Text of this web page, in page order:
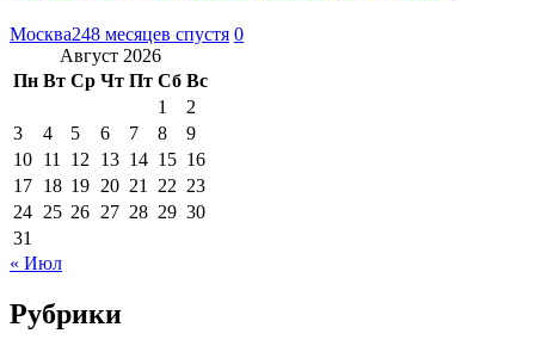
Москва248 месяцев спустя 0
Август 2026
Пн Вт Ср Чт Пт Сб Вс
1
2
3
4 5 6 7 8
9
10 11 12 13 14 15 16
17 18 19 20 21 22 23
24 25 26 27 28 29 30
31
« Июл
Рубрики